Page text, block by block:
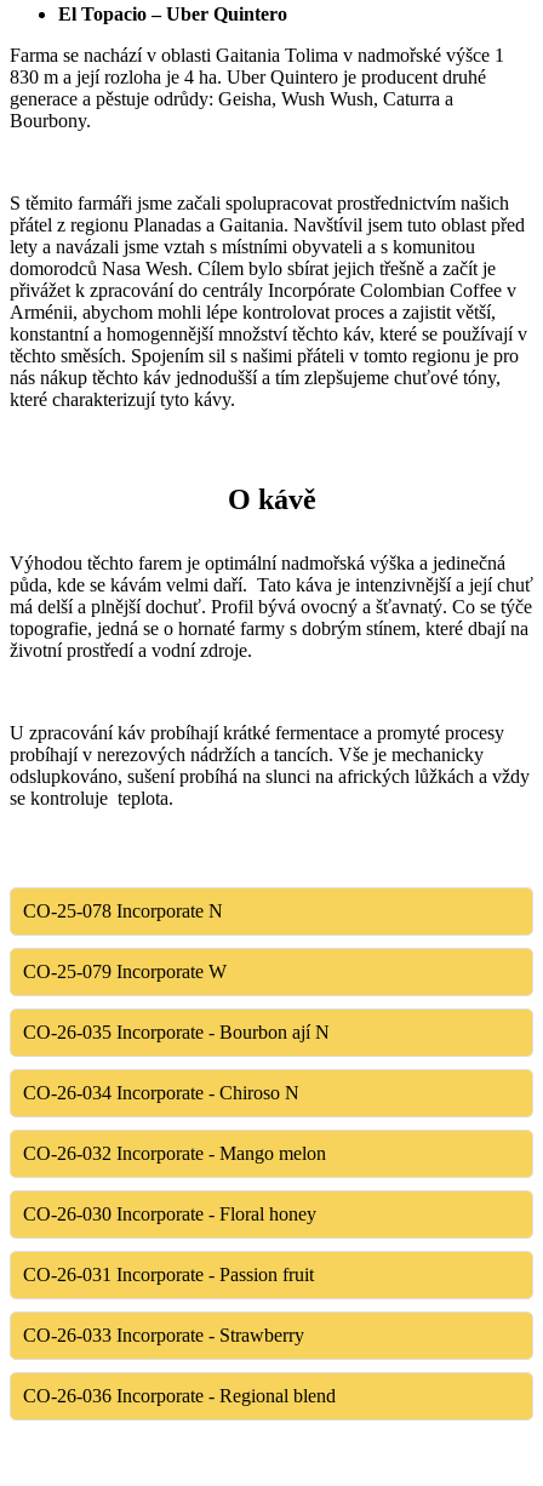
El Topacio – Uber Quintero
Farma se nachází v oblasti Gaitania Tolima v nadmořské výšce 1
830 m a její rozloha je 4 ha. Uber Quintero je producent druhé
generace a pěstuje odrůdy: Geisha, Wush Wush, Caturra a
Bourbony.
S těmito farmáři jsme začali spolupracovat prostřednictvím našich
přátel z regionu Planadas a Gaitania. Navštívil jsem tuto oblast před
lety a navázali jsme vztah s místními obyvateli a s komunitou
domorodců Nasa Wesh. Cílem bylo sbírat jejich třešně a začít je
přivážet k zpracování do centrály Incorpórate Colombian Coffee v
Arménii, abychom mohli lépe kontrolovat proces a zajistit větší,
konstantní a homogennější množství těchto káv, které se používají v
těchto směsích. Spojením sil s našimi přáteli v tomto regionu je pro
nás nákup těchto káv jednodušší a tím zlepšujeme chuťové tóny,
které charakterizují tyto kávy.
O kávě
Výhodou těchto farem je optimální nadmořská výška a jedinečná
půda, kde se kávám velmi daří. Tato káva je intenzivnější a její chuť
má delší a plnější dochuť. Profil bývá ovocný a šťavnatý. Co se týče
topografie, jedná se o hornaté farmy s dobrým stínem, které dbají na
životní prostředí a vodní zdroje.
U zpracování káv probíhají krátké fermentace a promyté procesy
probíhají v nerezových nádržích a tancích. Vše je mechanicky
odslupkováno, sušení probíhá na slunci na afrických lůžkách a vždy
se kontroluje teplota.
CO-25-078 Incorporate N
CO-25-079 Incorporate W
CO-26-035 Incorporate - Bourbon ají N
CO-26-034 Incorporate - Chiroso N
CO-26-032 Incorporate - Mango melon
CO-26-030 Incorporate - Floral honey
CO-26-031 Incorporate - Passion fruit
CO-26-033 Incorporate - Strawberry
CO-26-036 Incorporate - Regional blend